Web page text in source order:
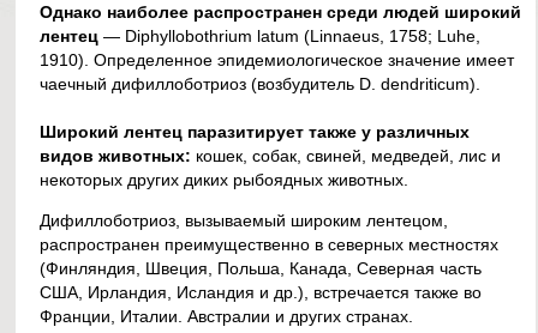
Однако наиболее распространен среди людей широкий
лентец — Diphyllobothrium latum (Linnaeus, 1758; Luhe,
1910). Определенное эпидемиологическое значение имеет
чаечный дифиллоботриоз (возбудитель D. dendriticum).
Широкий лентец паразитирует также у различных
видов животных: кошек, собак, свиней, медведей, лис и
некоторых других диких рыбоядных животных.
Дифиллоботриоз, вызываемый широким лентецом,
распространен преимущественно в северных местностях
(Финляндия, Швеция, Польша, Канада, Северная часть
США, Ирландия, Исландия и др.), встречается также во
Франции, Италии. Австралии и других странах.